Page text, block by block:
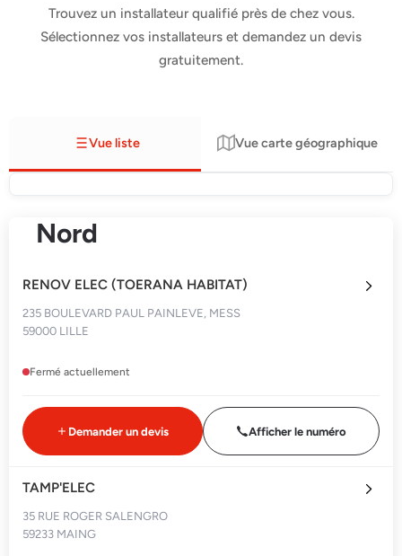
Trouvez un installateur qualifié près de chez vous.
Sélectionnez vos installateurs et demandez un devis
gratuitement.
Vue liste Vue carte géographique
Nord
RENOV ELEC (TOERANA HABITAT)
235 BOULEVARD PAUL PAINLEVE, MESS
59000 LILLE
Fermé actuellement
Demander un devis Afficher le numéro
TAMP'ELEC
35 RUE ROGER SALENGRO
59233 MAING